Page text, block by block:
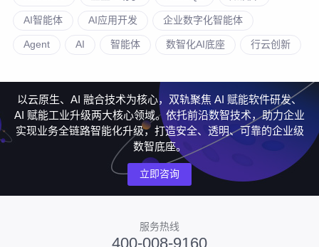
AI智能体 AI应用开发 企业数字化智能体
Agent AI 智能体 数智化AI底座 行云创新
以云原生、AI 融合技术为核心，双轨聚焦 AI 赋能软件研发、
AI 赋能工业升级两大核心领域。依托前沿数智技术，助力企业
实现业务全链路智能化升级，打造安全、透明、可靠的企业级
数智底座。
立即咨询
服务热线
400-008-9160